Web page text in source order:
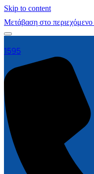
Skip to content
Μετάβαση στο περιεχόμενο
1595